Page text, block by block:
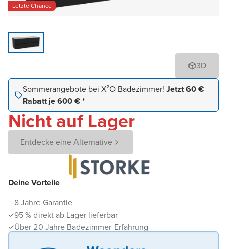
Letzte Chance
3D
Deine Vorteile
8 Jahre Garantie
95 % direkt ab Lager lieferbar
Über 20 Jahre Badezimmer-Erfahrung
Sommerangebote bei X²O Badezimmer! Jetzt 60 €
Rabatt je 600 € *
Nicht auf Lager
Entdecke eine Alternative